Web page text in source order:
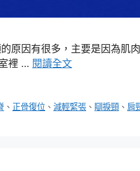
原因有很多，主要是因為肌
裡 … 閱讀全文
、 正骨復位 、減輕緊張 、 瞓捩頸 、 肩